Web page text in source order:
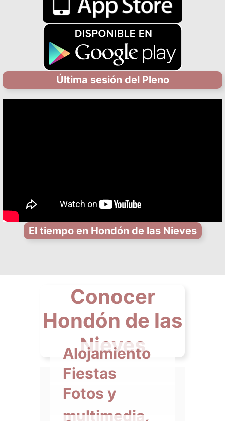
Última sesión del Pleno
El tiempo en Hondón de las Nieves
Conocer
Hondón de las
Nieves
Alojamiento
Fiestas
Fotos y
multimedia